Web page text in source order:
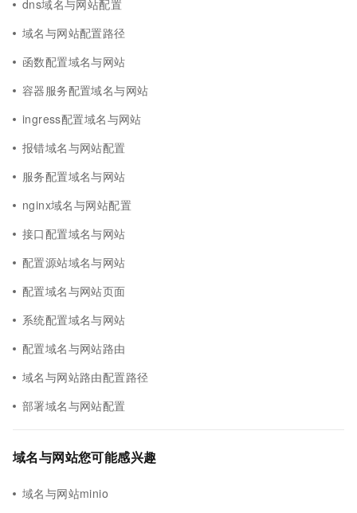
dns域名与网站配置
域名与网站配置路径
函数配置域名与网站
容器服务配置域名与网站
ingress配置域名与网站
报错域名与网站配置
服务配置域名与网站
nginx域名与网站配置
接口配置域名与网站
配置源站域名与网站
配置域名与网站页面
系统配置域名与网站
配置域名与网站路由
域名与网站路由配置路径
部署域名与网站配置
域名与网站您可能感兴趣
域名与网站minio